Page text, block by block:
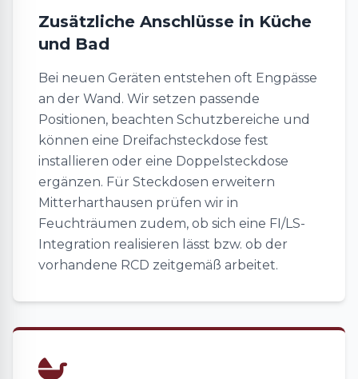
Zusätzliche Anschlüsse in Küche
und Bad
Bei neuen Geräten entstehen oft Engpässe
an der Wand. Wir setzen passende
Positionen, beachten Schutzbereiche und
können eine Dreifachsteckdose fest
installieren oder eine Doppelsteckdose
ergänzen. Für Steckdosen erweitern
Mitterharthausen prüfen wir in
Feuchträumen zudem, ob sich eine FI/LS-
Integration realisieren lässt bzw. ob der
vorhandene RCD zeitgemäß arbeitet.